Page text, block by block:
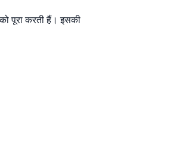
पूरा करती हैं। इसकी